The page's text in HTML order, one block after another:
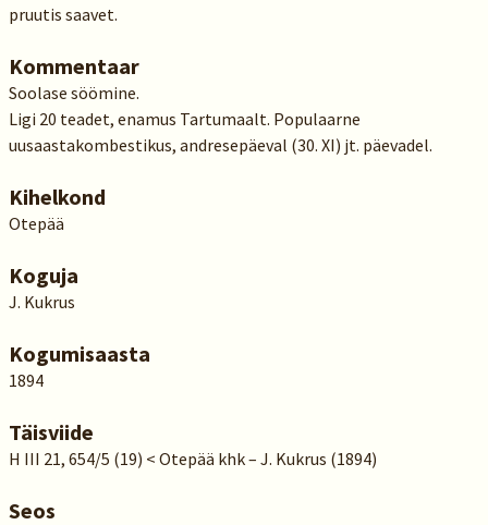
pruutis saavet.
Kommentaar
Soolase söömine.
Ligi 20 teadet, enamus Tartumaalt. Populaarne
uusaastakombestikus, andresepäeval (30. XI) jt. päevadel.
Kihelkond
Otepää
Koguja
J. Kukrus
Kogumisaasta
1894
Täisviide
H III 21, 654/5 (19) < Otepää khk – J. Kukrus (1894)
Seos